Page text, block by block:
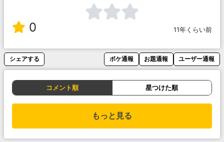
0 11年くらい前
シェアする ボケ通報 お題通報 ユーザー通報
コメント順 星つけた順
もっと見る